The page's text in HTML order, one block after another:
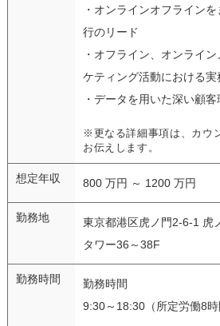
・オンラインオフライン
行のリード
・オフライン、オンライ
ケティング活動における実
・データを用いた深い顧客
※更なる詳細事項は、カウ
お伝えします。
想定年収 800 万円 ～ 1200 万円
勤務地
東京都港区虎ノ門2-6-1 虎
タワー36～38F
勤務時間
勤務時間
9:30～18:30（所定労働8時